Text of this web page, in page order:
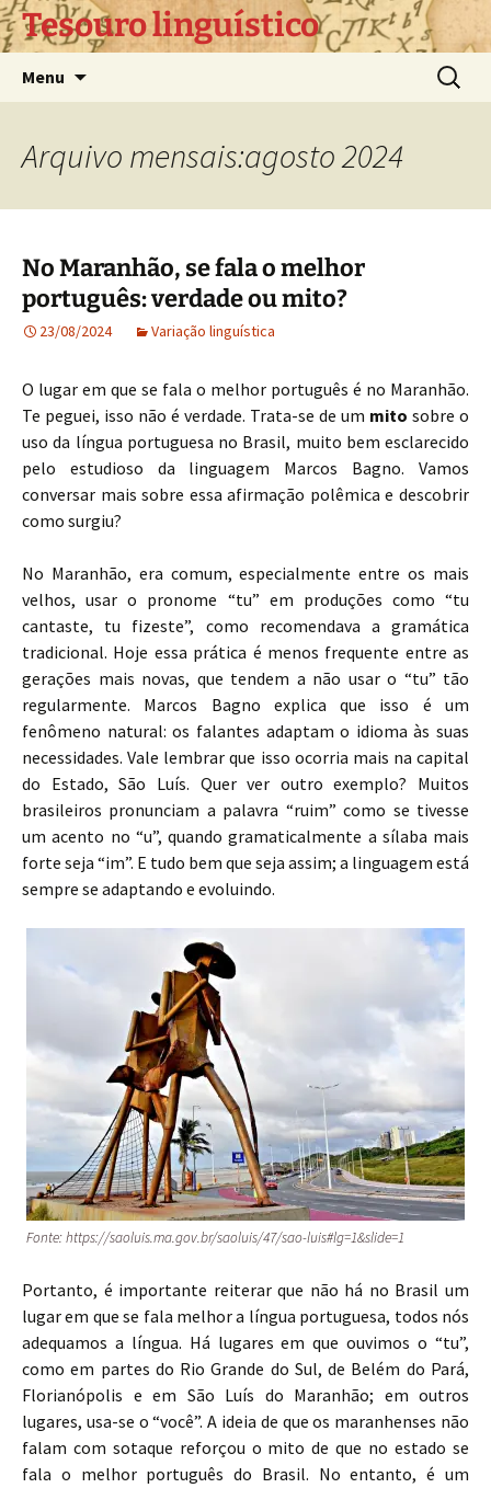
Pular
paraTesouro linguístico
Menu
por:
Arquivo mensais:agosto 2024
No Maranhão, se fala o melhor
português: verdade ou mito?
23/08/2024 Variação linguística
O lugar em que se fala o melhor português é no Maranhão.
Te peguei, isso não é verdade. Trata-se de um mito sobre o
uso da língua portuguesa no Brasil, muito bem esclarecido
pelo estudioso da linguagem Marcos Bagno. Vamos
conversar mais sobre essa afirmação polêmica e descobrir
como surgiu?
No Maranhão, era comum, especialmente entre os mais
velhos, usar o pronome “tu” em produções como “tu
cantaste, tu fizeste”, como recomendava a gramática
tradicional. Hoje essa prática é menos frequente entre as
gerações mais novas, que tendem a não usar o “tu” tão
regularmente. Marcos Bagno explica que isso é um
fenômeno natural: os falantes adaptam o idioma às suas
necessidades. Vale lembrar que isso ocorria mais na capital
do Estado, São Luís. Quer ver outro exemplo? Muitos
brasileiros pronunciam a palavra “ruim” como se tivesse
um acento no “u”, quando gramaticalmente a sílaba mais
forte seja “im”. E tudo bem que seja assim; a linguagem está
sempre se adaptando e evoluindo.
Fonte: https://saoluis.ma.gov.br/saoluis/47/sao-luis#lg=1&slide=1
Portanto, é importante reiterar que não há no Brasil um
lugar em que se fala melhor a língua portuguesa, todos nós
adequamos a língua. Há lugares em que ouvimos o “tu”,
como em partes do Rio Grande do Sul, de Belém do Pará,
Florianópolis e em São Luís do Maranhão; em outros
lugares, usa-se o “você”. A ideia de que os maranhenses não
falam com sotaque reforçou o mito de que no estado se
fala o melhor português do Brasil. No entanto, é um